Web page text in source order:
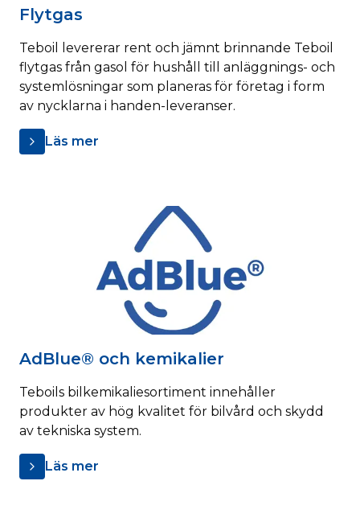
Flytgas
Teboil levererar rent och jämnt brinnande Teboil
flytgas från gasol för hushåll till anläggnings- och
systemlösningar som planeras för företag i form
av nycklarna i handen-leveranser.
Läs mer
AdBlue® och kemikalier
Teboils bilkemikaliesortiment innehåller
produkter av hög kvalitet för bilvård och skydd
av tekniska system.
Läs mer